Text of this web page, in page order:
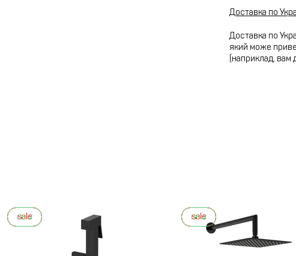
Доставка по
Доставка по
який може
(наприклад, вам
sale
new sale
new